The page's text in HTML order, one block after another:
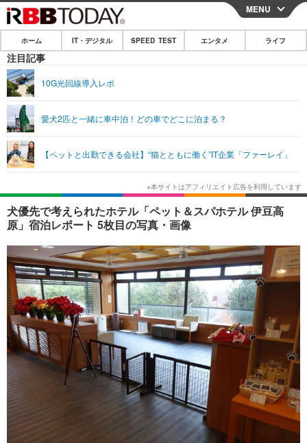
CLOSE
ホーム
IT・デジタル
ショッピング その他
SPEED TEST
エンタメ
エンタメTOP 映画・ドラマ
韓国・芸能
音楽 スポーツ
ショッピング その他
ライフ
ライフTOP グルメ
ペット ショッピング
その他
リリース一覧
プッシュ通知の停止方法
MENU
ホーム IT・デジタル SPEED TEST エンタメ ライフ
注目記事
10G光回線導入レポ
愛犬2匹と一緒に車中泊！どの車でどこに泊まる？
【ペットと出勤できる会社】“猫とともに働く”IT企業「ファーレイ」
犬優先で考えられたホテル「ペット＆スパホテル 伊豆高
原」宿泊レポート 5枚目の写真・画像